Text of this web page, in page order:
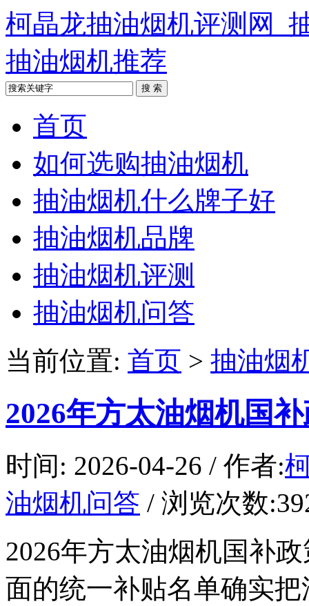
柯晶龙抽油烟机评测网_
抽油烟机推荐
首页
如何选购抽油烟机
抽油烟机什么牌子好
抽油烟机品牌
抽油烟机评测
抽油烟机问答
当前位置: 首页 > 抽油烟
2026年方太油烟机国
时间: 2026-04-26 / 作者:
油烟机问答 / 浏览次数
2026年方太油烟机国补
面的统一补贴名单确实